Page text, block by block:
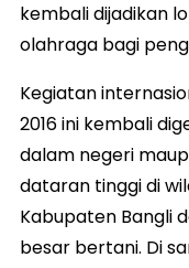
kembali dijadikan
olahraga bagi
Kegiatan
2016 ini kembali
dalam negeri
dataran tinggi di
Kabupaten Bangli
besar bertani. Di